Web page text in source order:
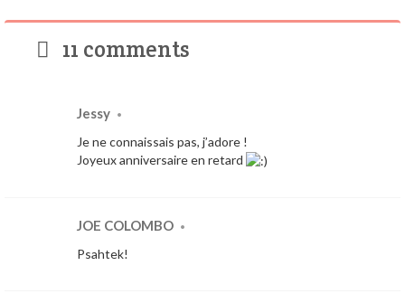
11 comments
Jessy •
Je ne connaissais pas, j’adore !
Joyeux anniversaire en retard
JOE COLOMBO •
Psahtek!